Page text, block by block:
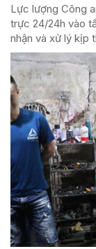
Lực lượng Công
trực 24/24h vào
nhận và xử lý kịp